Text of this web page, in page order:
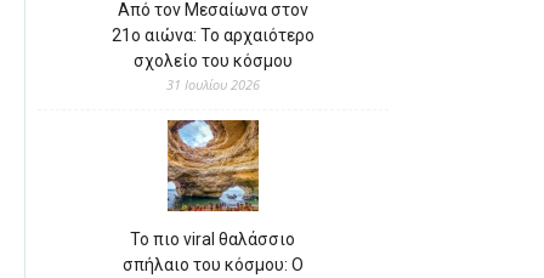
Από τον Μεσαίωνα στον
21ο αιώνα: Το αρχαιότερο
σχολείο του κόσμου
31 Ιουλίου 2026
Το πιο viral θαλάσσιο
σπήλαιο του κόσμου: Ο